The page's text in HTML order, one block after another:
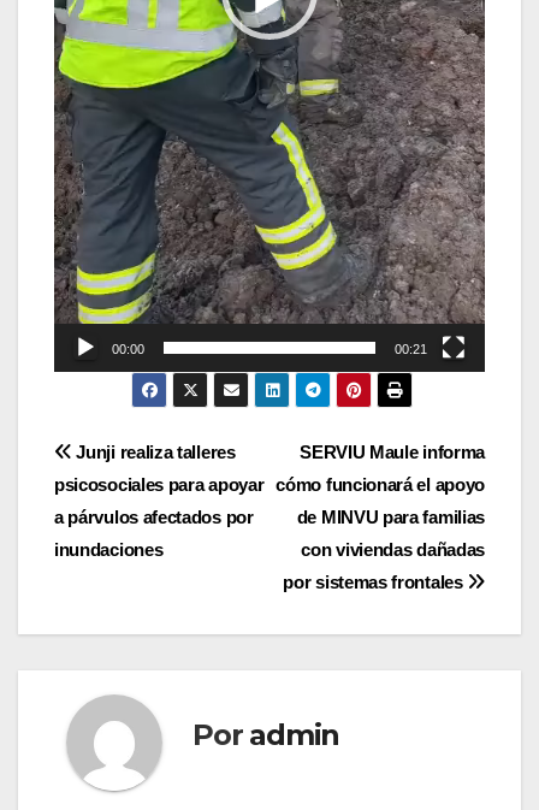
00:00 00:21
Navegación
de
entradas
SERVIU Maule informa
cómo funcionará el apoyo
de MINVU para familias
con viviendas dañadas
por sistemas frontales
Junji realiza talleres
psicosociales para apoyar
a párvulos afectados por
inundaciones
Por admin